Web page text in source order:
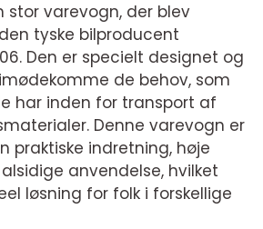
stor varevogn, der blev
tyske bilproducent
Den er specielt designet og
de behov, som
har inden for transport af
Denne varevogn er
praktiske indretning, høje
anvendelse, hvilket
løsning for folk i forskellige